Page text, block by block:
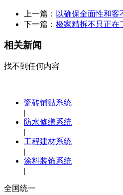
上一篇： 以确保全面性和客
下一篇： 极家精拆不只正在
相关新闻
找不到任何内容
瓷砖铺贴系统
|
防水修缮系统
|
工程建材系统
|
涂料装饰系统
|
全国统一